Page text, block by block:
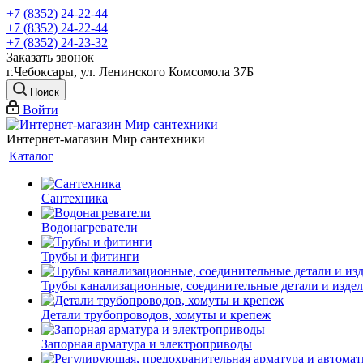
+7 (8352) 24-22-44
+7 (8352) 24-22-44
+7 (8352) 24-23-32
Заказать звонок
г.Чебоксары, ул. Ленинского Комсомола 37Б
Поиск
Войти
Интернет-магазин Мир сантехники
Каталог
Сантехника
Водонагреватели
Трубы и фитинги
Трубы канализационные, соединительные детали и
Детали трубопроводов, хомуты и крепеж
Запорная арматура и электроприводы